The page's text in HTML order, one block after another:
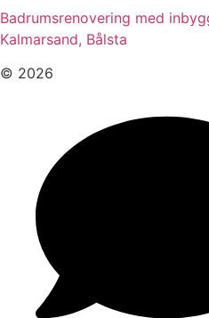
Badrumsrenovering med
Kalmarsand, Bålsta
© 2026